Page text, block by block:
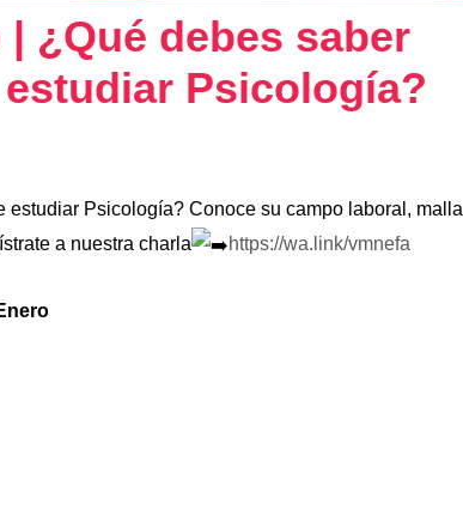
| ¿Qué debes saber
Psicología?
estudiar Psicología? Conoce su campo laboral, malla
a nuestra charla
https://wa.link/vmnefa